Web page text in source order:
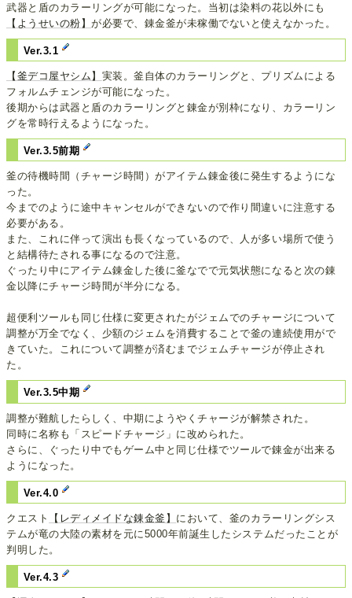
武器と盾のカラーリングが可能になった。当初は染料の花以外にも
【ようせいの粉】が必要で、錬金釜が未稼働でないと使えなかった。
Ver.3.1
【釜デコ屋ヤシム】 実装。釜自体のカラーリングと、プリズムによる
フォルムチェンジが可能になった。
後期からは武器と盾のカラーリングと錬金が別枠になり、カラーリン
グを常時行えるようになった。
Ver.3.5前期
釜の待機時間（チャージ時間）がアイテム錬金後に発生するようにな
った。
今までのように途中キャンセルができないので作り間違いに注意する
必要がある。
また、これに伴って演出も長くなっているので、人が多い場所で使う
と結構待たされる事になるので注意。
ぐったり中にアイテム錬金した後に釜なでで元気状態になると次の錬
金以降にチャージ時間が半分になる。
超便利ツールも同じ仕様に変更されたがジェムでのチャージについて
調整が万全でなく、少額のジェムを消費することで釜の連続使用がで
きていた。これについて調整が済むまでジェムチャージが停止され
た。
Ver.3.5中期
調整が難航したらしく、中期にようやくチャージが解禁された。
同時に名称も「スピードチャージ」に改められた。
さらに、ぐったり中でもゲーム中と同じ仕様でツールで錬金が出来る
ようになった。
Ver.4.0
クエスト 【レディメイドな錬金釜】 において、釜のカラーリングシス
テムが竜の大陸の素材を元に5000年前誕生したシステムだったことが
判明した。
Ver.4.3